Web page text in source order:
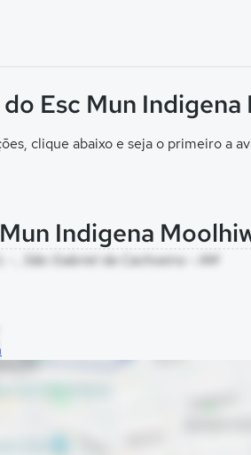
Esc Mun
clique abaixo e seja o primeiro a
Indigena
- , São Gabriel da Cachoeira - AM